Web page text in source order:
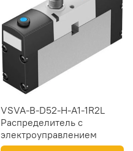
VSVA-B-D52-H-A1-1R2L
Распределитель с
электроуправлением